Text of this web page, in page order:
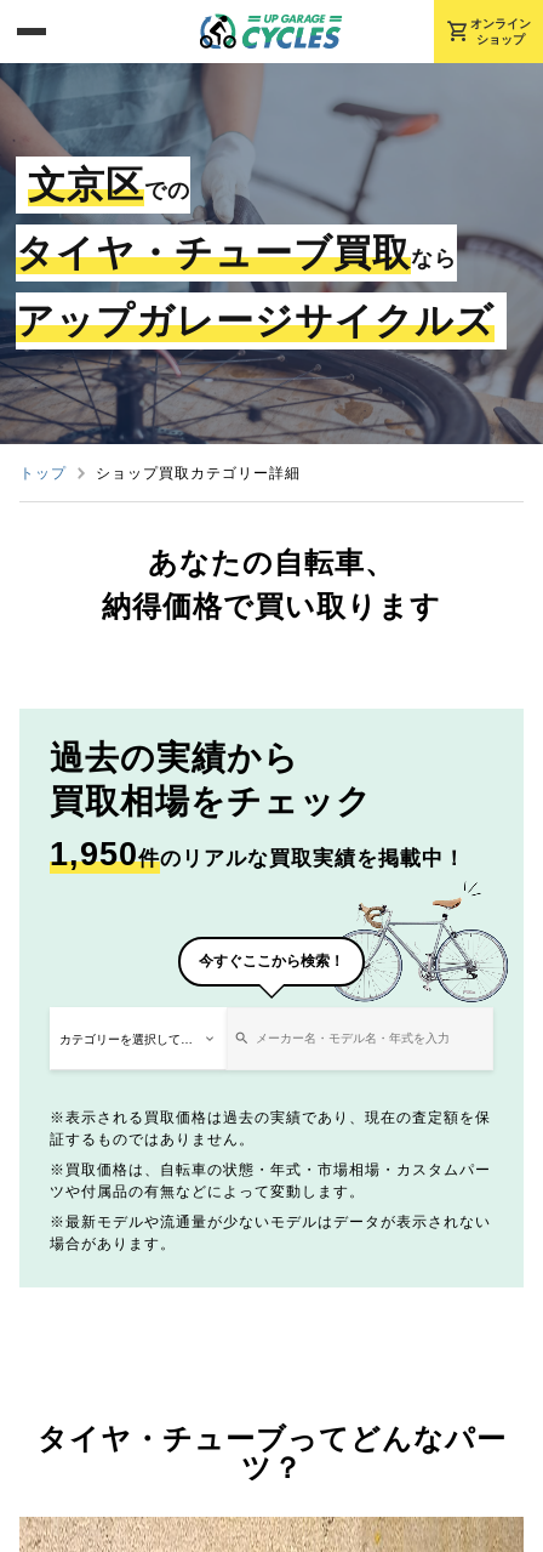
shopping_cart オンライン
ショップ
文京区での
タイヤ・チューブ買取なら
アップガレージサイクルズ
トップ ショップ買取カテゴリー詳細
あなたの自転車、
納得価格で買い取ります
過去の実績から
買取相場をチェック
1,950件のリアルな買取実績を掲載中！
今すぐここから検索！
表示される買取価格は過去の実績であり、現在の査定額を保
証するものではありません。
買取価格は、自転車の状態・年式・市場相場・カスタムパー
ツや付属品の有無などによって変動します。
最新モデルや流通量が少ないモデルはデータが表示されない
場合があります。
タイヤ・チューブってどんなパー
ツ？